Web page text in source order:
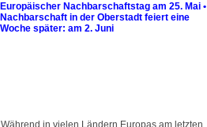
Europäischer Nachbarschaftstag am 25. Mai •
Nachbarschaft in der Oberstadt feiert eine
Woche später: am 2. Juni
Während in vielen Ländern Europas am letzten